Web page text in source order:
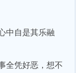
自是其乐融
凭好恶，想不